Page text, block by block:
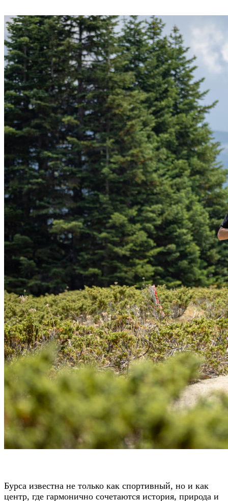
Бурса известна не только как спортивный, но и как
центр, где гармонично сочетаются история, природа и